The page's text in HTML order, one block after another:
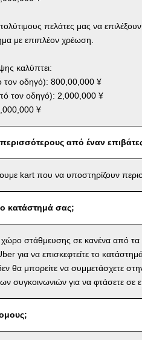
πελάτες μας να
με επιπλέον χρέωση.
καλύπτει:
τον οδηγό): 800,00,000 ¥
τον οδηγό): 2,000,000 ¥
¥
από έναν
kart που να υποστηρίζουν
κατάστημά σας;
στάθμευσης σε κανένα από τα
για να επισκεφτείτε το
θα μπορείτε να συμμετάσχετε
συγκοινωνιών για να φτάσετε σε